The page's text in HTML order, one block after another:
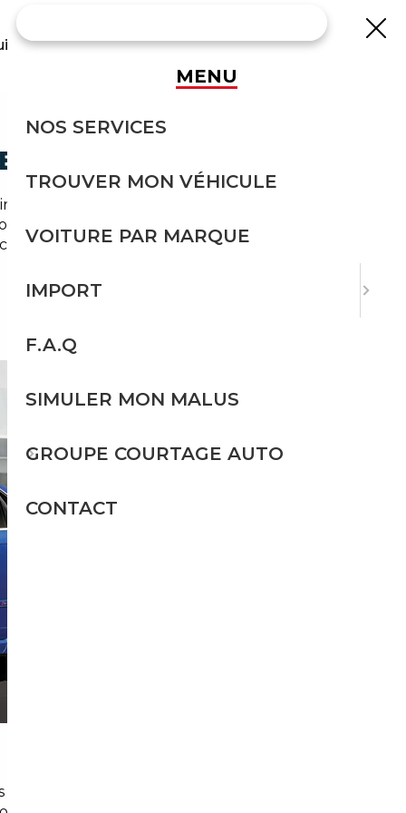
entre la Défense, Gennevilliers et la A86,
dans ce secteur — neuve ou d'occasion
la donne. Voici pourquoi, et comment
la zone Hauts-de-Seine alignent leurs
MENU
NOS SERVICES
TROUVER MON VÉHICULE
VOITURE PAR MARQUE
IMPORT
F.A.Q
SIMULER MON MALUS
GROUPE COURTAGE AUTO
CONTACT